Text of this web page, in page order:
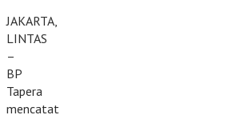
JAKARTA,
LINTAS
–
BP
Tapera
mencatat